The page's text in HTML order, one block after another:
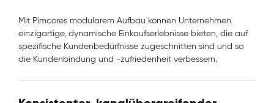
Mit Pimcores modularem Aufbau können Unternehmen
einzigartige, dynamische Einkaufserlebnisse bieten, die auf
spezifische Kundenbedürfnisse zugeschnitten sind und so
die Kundenbindung und -zufriedenheit verbessern.